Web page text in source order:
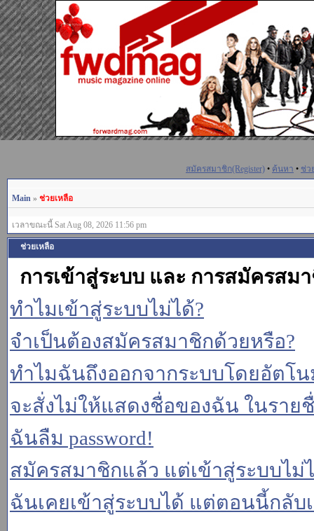
สมัครสมาชิก(Register) • ค้นหา • ช่ว
Main » ช่วยเหลือ
เวลาขณะนี้ Sat Aug 08, 2026 11:56 pm
ช่วยเหลือ
การเข้าสู่ระบบ และ การสมัครสม
ทำไมเข้าสู่ระบบไม่ได้?
จำเป็นต้องสมัครสมาชิกด้วยหรือ?
ทำไมฉันถึงออกจากระบบโดยอัตโ
จะสั่งไม่ให้แสดงชื่อของฉัน ในราย
ฉันลืม password!
สมัครสมาชิกแล้ว แต่เข้าสู่ระบบไม่
ฉันเคยเข้าสู่ระบบได้ แต่ตอนนี้กลับ